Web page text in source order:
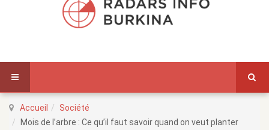
Accueil
Société
Mois de l’arbre : Ce qu’il faut savoir quand on veut planter